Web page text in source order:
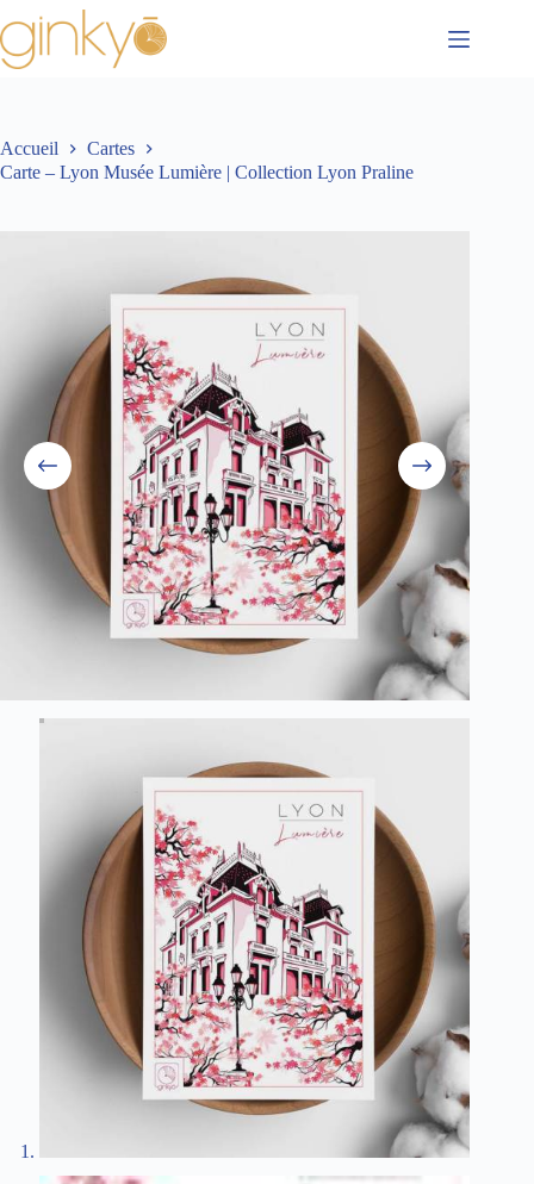
au
contenu
Accueil
Cartes
Carte – Lyon Musée Lumière | Collection Lyon Praline